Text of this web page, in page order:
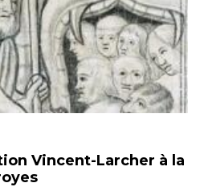
Vincent-Larcher à la